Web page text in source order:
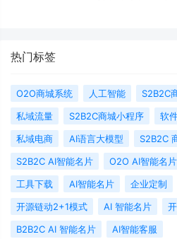
热门标签
O2O商城系统 人工智能 S2B2C
私域流量
S2B2C商城小程序 软
私域电商
AI语言大模型
S2B2C
S2B2C AI智能名片
O2O AI智能名片
工具下载
AI智能名片 企业定制
开源链动2+1模式
AI 智能名片
B2B2C AI 智能名片
AI智能客服